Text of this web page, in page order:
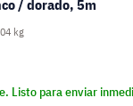
/ dorado, 5m
Listo para enviar
kg